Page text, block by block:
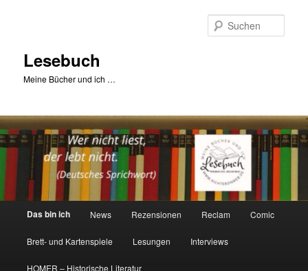
Lesebuch
Meine Bücher und ich …
HauptmenüDas bin ich News Rezensionen Reclam Comic
Brett- und Kartenspiele Lesungen Interviews
HOMER – Historische Literatur